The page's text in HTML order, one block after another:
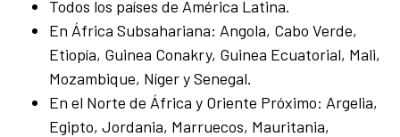
Todos los países de América Latina.
En África Subsahariana: Angola, Cabo Verde,
Etiopía, Guinea Conakry, Guinea Ecuatorial, Mali,
Mozambique, Níger y Senegal.
En el Norte de África y Oriente Próximo: Argelia,
Egipto, Jordania, Marruecos, Mauritania,